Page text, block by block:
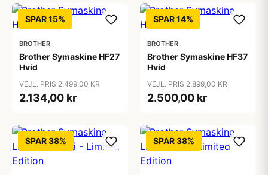
SPAR 15%
BROTHER
Brother Symaskine HF27
Hvid
VEJL. PRIS 2.499,00 KR
2.134,00 kr
SPAR 14%
BROTHER
Brother Symaskine HF37
Hvid
VEJL. PRIS 2.899,00 KR
2.500,00 kr
SPAR 38% SPAR 38%